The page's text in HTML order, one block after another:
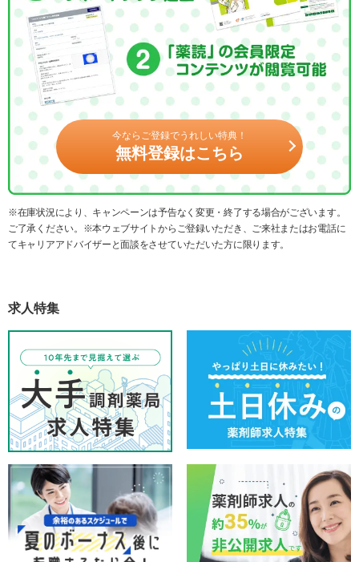
今ならご登録でうれしい特典！
無料登録はこちら
※在庫状況により、キャンペーンは予告なく変更・終了する場合がございます。
ご了承ください。※本ウェブサイトからご登録いただき、ご来社またはお電話に
てキャリアアドバイザーと面談をさせていただいた方に限ります。
求人特集